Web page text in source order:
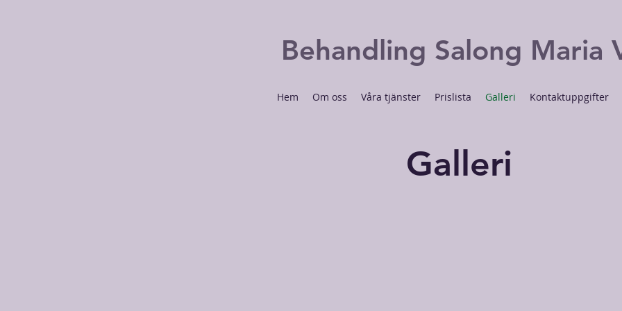
Behandling Salong Maria
Hem Om oss Våra tjänster Prislista Galleri Kontaktuppgifter
Galleri